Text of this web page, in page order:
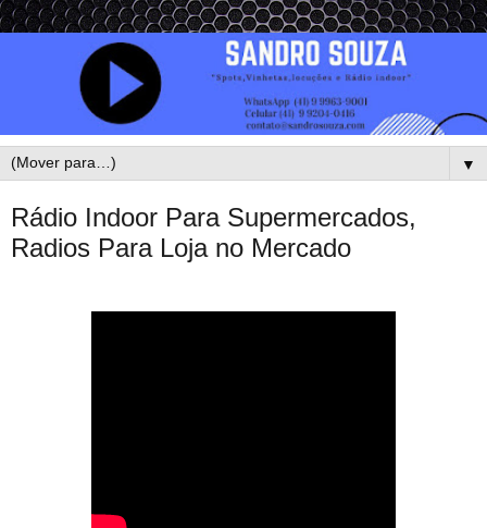
▼
Rádio Indoor Para Supermercados,
Radios Para Loja no Mercado